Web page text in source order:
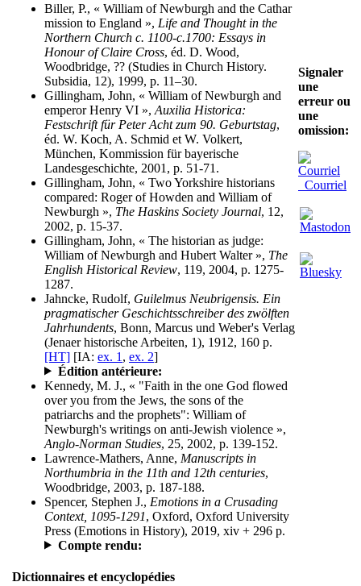
Biller, P., « William of Newburgh and the Cathar
mission to England », Life and Thought in the
Northern Church c. 1100-c.1700: Essays in
Honour of Claire Cross, éd. D. Wood,
Woodbridge, ?? (Studies in Church History.
Subsidia, 12), 1999, p. 11–30.
Gillingham, John, « William of Newburgh and
emperor Henry VI », Auxilia Historica:
Festschrift für Peter Acht zum 90. Geburtstag,
éd. W. Koch, A. Schmid et W. Volkert,
München, Kommission für bayerische
Landesgeschichte, 2001, p. 51-71.
Gillingham, John, « Two Yorkshire historians
compared: Roger of Howden and William of
Newburgh », The Haskins Society Journal, 12,
2002, p. 15-37.
Gillingham, John, « The historian as judge:
William of Newburgh and Hubert Walter », The
English Historical Review, 119, 2004, p. 1275-
1287.
Jahncke, Rudolf, Guilelmus Neubrigensis. Ein
pragmatischer Geschichtsschreiber des zwölften
Jahrhundents, Bonn, Marcus und Weber's Verlag
(Jenaer historische Arbeiten, 1), 1912, 160 p.
[HT] [IA: ex. 1 , ex. 2]
Édition antérieure:
Kennedy, M. J., « "Faith in the one God flowed
over you from the Jews, the sons of the
patriarchs and the prophets": William of
Newburgh's writings on anti-Jewish violence »,
Anglo-Norman Studies, 25, 2002, p. 139-152.
Lawrence-Mathers, Anne, Manuscripts in
Northumbria in the 11th and 12th centuries,
Woodbridge, 2003, p. 187-188.
Spencer, Stephen J., Emotions in a Crusading
Context, 1095-1291, Oxford, Oxford University
Press (Emotions in History), 2019, xiv + 296 p.
Compte rendu:
Dictionnaires et encyclopédies
Signaler
une
erreur ou
une
omission:
Courriel